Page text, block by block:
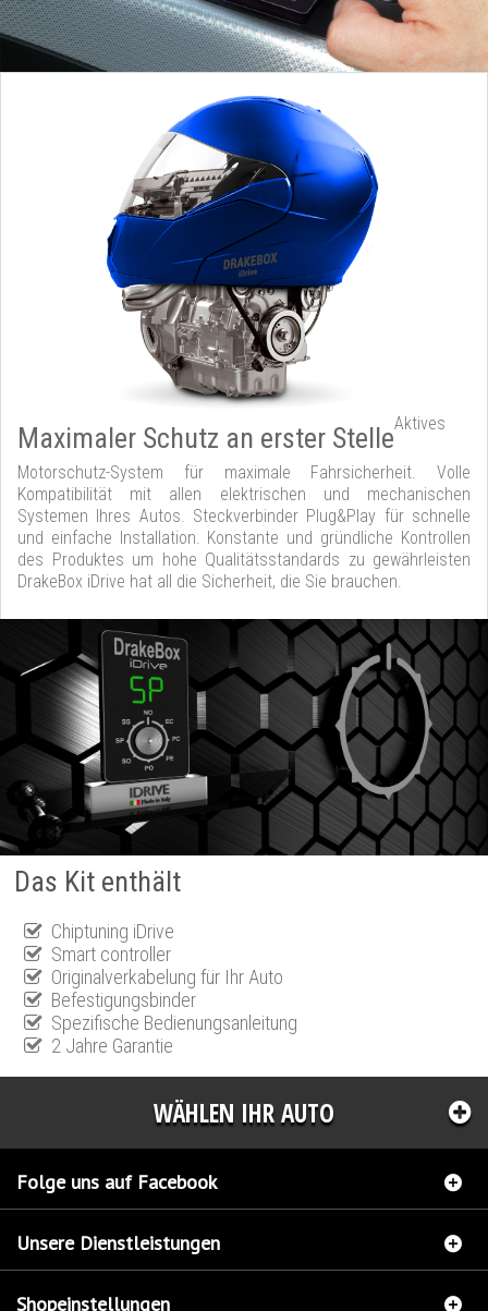
Maximaler Schutz an erster StelleAktives
Motorschutz-System für maximale Fahrsicherheit. Volle
Kompatibilität mit allen elektrischen und mechanischen
Systemen Ihres Autos. Steckverbinder Plug&Play für schnelle
und einfache Installation. Konstante und gründliche Kontrollen
des Produktes um hohe Qualitätsstandards zu gewährleisten
DrakeBox iDrive hat all die Sicherheit, die Sie brauchen.
Das Kit enthält
Chiptuning iDrive
Smart controller
Originalverkabelung für Ihr Auto
Befestigungsbinder
Spezifische Bedienungsanleitung
2 Jahre Garantie
WÄHLEN IHR AUTO
Folge uns auf Facebook
Unsere Dienstleistungen
Shopeinstellungen